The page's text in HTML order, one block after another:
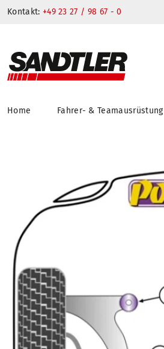
Kontakt: +49 23 27 / 98 67 - 0
Home Fahrer- & Teamausrüstung